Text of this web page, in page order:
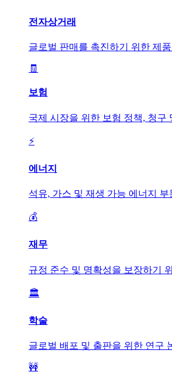
전자상거래
글로벌 판매를 촉진하기 위한 제
🧾
보험
국제 시장을 위한 보험 정책, 청구
⚡
에너지
석유, 가스 및 재생 가능 에너지
💰
재무
규정 준수 및 명확성을 보장하기
🏛️
학술
글로벌 배포 및 출판을 위한 연구
🚧